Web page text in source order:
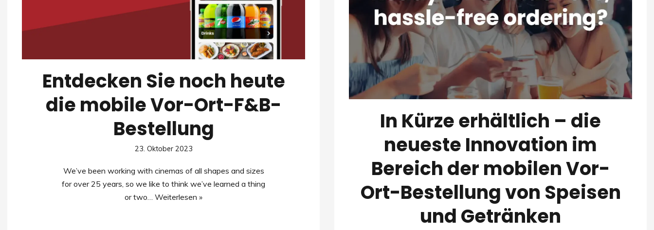
Entdecken Sie noch heute
die mobile Vor-Ort-F&B-
Bestellung
23. Oktober 2023
We’ve been working with cinemas of all shapes and sizes
for over 25 years, so we like to think we’ve learned a thing
or two… Weiterlesen »
In Kürze erhältlich – die
neueste Innovation im
Bereich der mobilen Vor-
Ort-Bestellung von Speisen
und Getränken